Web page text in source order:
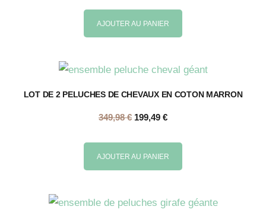
AJOUTER AU PANIER
LOT DE 2 PELUCHES DE CHEVAUX EN COTON MARRON
349,98€ 199,49 €
AJOUTER AU PANIER